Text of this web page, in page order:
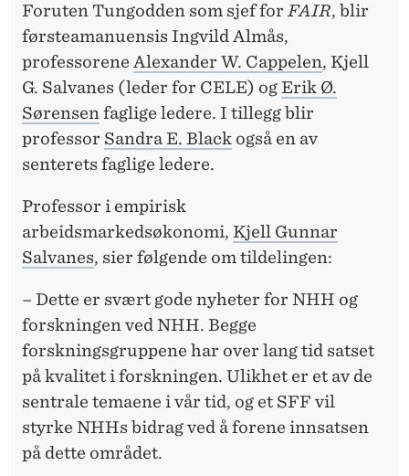
Foruten Tungodden som sjef for FAIR, blir
førsteamanuensis Ingvild Almås,
professorene Alexander W. Cappelen, Kjell
G. Salvanes (leder for CELE) ogErik Ø.
Sørensen faglige ledere. I tillegg blir
professor Sandra E. Black også en av
senterets faglige ledere.
Professor i empirisk
arbeidsmarkedsøkonomi, Kjell Gunnar
Salvanes, sier følgende om tildelingen:
– Dette er svært gode nyheter for NHH og
forskningen ved NHH. Begge
forskningsgruppene har over lang tid satset
på kvalitet i forskningen. Ulikhet er et av de
sentrale temaene i vår tid, og et SFF vil
styrke NHHs bidrag ved å forene innsatsen
på dette området.